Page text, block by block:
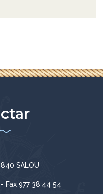
SALOU
Fax 977 38 44 54